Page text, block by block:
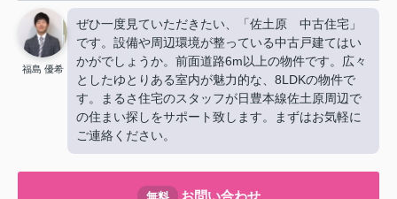
福島 優希
ぜひ一度見ていただきたい、「佐土原 中古住宅」
です。設備や周辺環境が整っている中古戸建てはい
かがでしょうか。前面道路6m以上の物件です。広々
としたゆとりある室内が魅力的な、8LDKの物件で
す。まるさ住宅のスタッフが日豊本線佐土原周辺で
の住まい探しをサポート致します。まずはお気軽に
ご連絡ください。
お問い合わせ